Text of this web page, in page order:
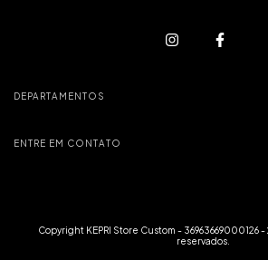
DEPARTAMENTOS
ENTRE EM CONTATO
Copyright KEPRI Store Custom - 36963669000126
reservados.